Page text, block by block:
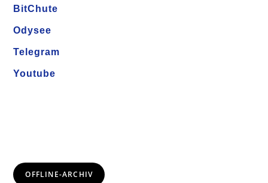
BitChute
Odysee
Telegram
Youtube
OFFLINE-ARCHIV